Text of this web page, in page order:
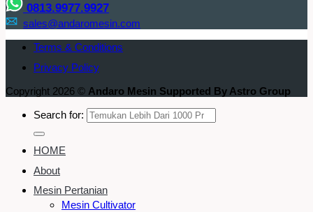
0813.9977.9927
sales@andaromesin.com
Terms & Conditions
Privacy Policy
Copyright 2026 © Andaro Mesin Supported By Astro Group
Search for:
HOME
About
Mesin Pertanian
Mesin Cultivator